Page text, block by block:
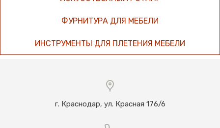
ФУРНИТУРА ДЛЯ МЕБЕЛИ
ИНСТРУМЕНТЫ ДЛЯ ПЛЕТЕНИЯ МЕБЕЛИ
г. Краснодар, ул. Красная 176/6